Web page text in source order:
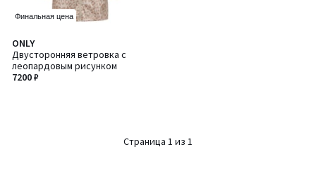
Финальная цена
ONLY
Двусторонняя ветровка с
леопардовым рисунком
7200 ₽
Страница 1 из 1